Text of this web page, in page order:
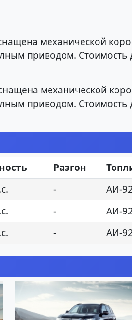
механической
приводом. Стоимость
механической
приводом. Стоимость
Разгон
- АИ-92
- АИ-92
- АИ-92